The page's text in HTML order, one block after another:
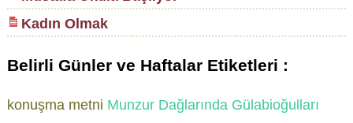
Kadın Olmak
Belirli Günler ve Haftalar Etiketleri :
konuşma metni Munzur Dağlarında Gülabioğulları